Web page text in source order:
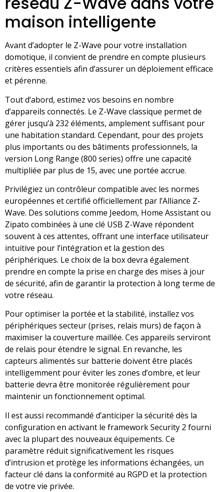
maison intelligente
Avant d’adopter le Z-Wave pour votre installation
domotique, il convient de prendre en compte plusieurs
critères essentiels afin d’assurer un déploiement efficace
et pérenne.
Tout d’abord, estimez vos besoins en nombre
d’appareils connectés. Le Z-Wave classique permet de
gérer jusqu’à 232 éléments, amplement suffisant pour
une habitation standard. Cependant, pour des projets
plus importants ou des bâtiments professionnels, la
version Long Range (800 series) offre une capacité
multipliée par plus de 15, avec une portée accrue.
Privilégiez un contrôleur compatible avec les normes
européennes et certifié officiellement par l’Alliance Z-
Wave. Des solutions comme Jeedom, Home Assistant ou
Zipato combinées à une clé USB Z-Wave répondent
souvent à ces attentes, offrant une interface utilisateur
intuitive pour l’intégration et la gestion des
périphériques. Le choix de la box devra également
prendre en compte la prise en charge des mises à jour
de sécurité, afin de garantir la protection à long terme de
votre réseau.
Pour optimiser la portée et la stabilité, installez vos
périphériques secteur (prises, relais murs) de façon à
maximiser la couverture maillée. Ces appareils serviront
de relais pour étendre le signal. En revanche, les
capteurs alimentés sur batterie doivent être placés
intelligemment pour éviter les zones d’ombre, et leur
batterie devra être monitorée régulièrement pour
maintenir un fonctionnement optimal.
Il est aussi recommandé d’anticiper la sécurité dès la
configuration en activant le framework Security 2 fourni
avec la plupart des nouveaux équipements. Ce
paramètre réduit significativement les risques
d’intrusion et protège les informations échangées, un
facteur clé dans la conformité au RGPD et la protection
de votre vie privée.